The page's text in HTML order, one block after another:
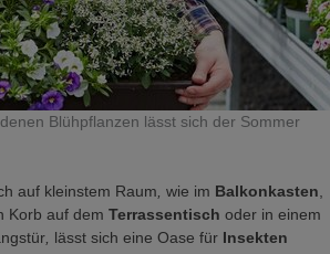
Blühpflanzen lässt sich der Sommer
auf kleinstem Raum wie im Balkonkasten
Korb auf dem Terrassentisch oder in einem
lässt sich eine Oase für Insekten